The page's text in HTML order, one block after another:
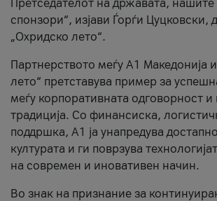
Претседателот на државата, нашите
спонзори“, изјави Ѓорѓи Цуцковски,
„Охридско лето“.
Партнерството меѓу A1 Македонија
лето“ претставува пример за
меѓу корпоративната одговорност и
традиција. Со финансиска,
поддршка, A1 ја унапредува
културата и ги поврзува
на современ и иновативен начин.
Во знак на признание за